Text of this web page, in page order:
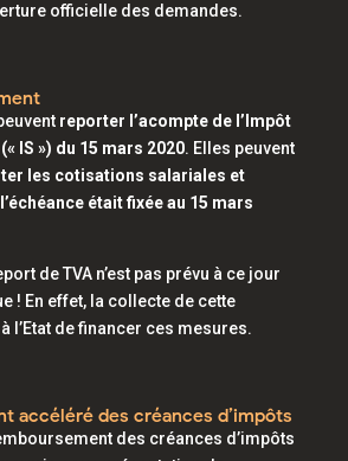
officielle des demandes.
reporter l’acompte de l’Impôt
IS ») du 15 mars 2020. Elles peuvent
les cotisations salariales et
était fixée au 15 mars
de TVA n’est pas prévu à ce jour
! En effet, la collecte de cette
à l’Etat de financer ces mesures.
accéléré des créances d’impôts
des créances d’impôts